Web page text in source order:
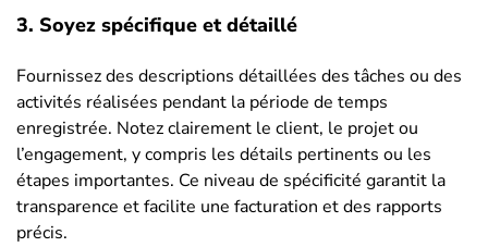
3. Soyez spécifique et détaillé
Fournissez des descriptions détaillées des tâches ou des
activités réalisées pendant la période de temps
enregistrée. Notez clairement le client, le projet ou
l’engagement, y compris les détails pertinents ou les
étapes importantes. Ce niveau de spécificité garantit la
transparence et facilite une facturation et des rapports
précis.